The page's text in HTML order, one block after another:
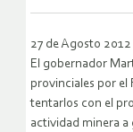
27 de Agosto 2012
El gobernador
provinciales por el
tentarlos con el
actividad minera a